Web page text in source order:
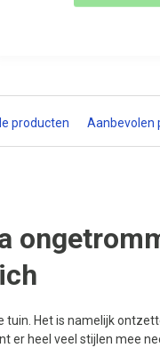
producten Aanbevolen
tuin. Het is namelijk
er heel veel stijlen mee